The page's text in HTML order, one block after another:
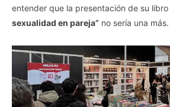
entender que la presentación de su libro
sexualidad en pareja” no sería una más.